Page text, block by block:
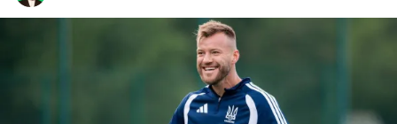
2 ліга
Різне
Букмекери